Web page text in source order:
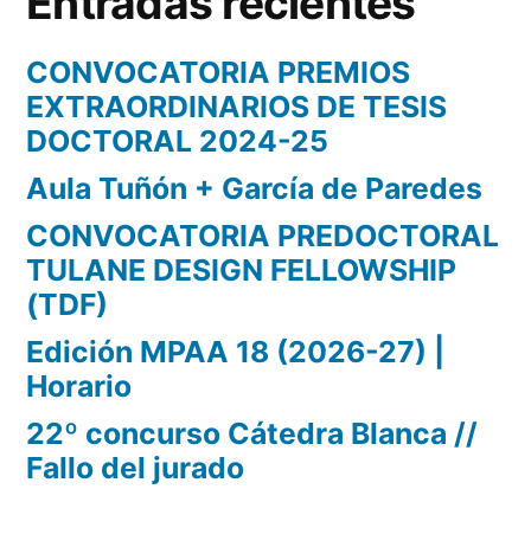
CONVOCATORIA PREMIOS
EXTRAORDINARIOS DE TESIS
DOCTORAL 2024-25
Aula Tuñón + García de Paredes
CONVOCATORIA PREDOCTORAL
TULANE DESIGN FELLOWSHIP
(TDF)
Edición MPAA 18 (2026-27) |
Horario
22º concurso Cátedra Blanca //
Fallo del jurado